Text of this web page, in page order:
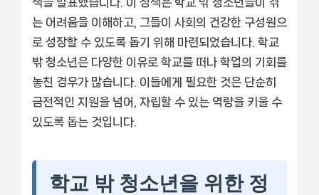
는 어려움을 이해하고, 그들이 사회의 건강한 구성원으
로 성장할 수 있도록 돕기 위해 마련되었습니다. 학교
밖 청소년은 다양한 이유로 학교를 떠나 학업의 기회를
놓친 경우가 많습니다. 이들에게 필요한 것은 단순히
금전적인 지원을 넘어, 자립할 수 있는 역량을 키울 수
있도록 돕는 것입니다.
학교 밖 청소년을 위한 정